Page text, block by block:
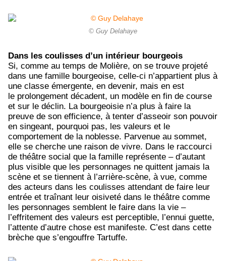
© Guy Delahaye
Dans les coulisses d’un intérieur bourgeois
Si, comme au temps de Molière, on se trouve projeté
dans une famille bourgeoise, celle-ci n’appartient plus à
une classe émergente, en devenir, mais en est
le prolongement décadent, un modèle en fin de course
et sur le déclin. La bourgeoisie n’a plus à faire la
preuve de son efficience, à tenter d’asseoir son pouvoir
en singeant, pourquoi pas, les valeurs et le
comportement de la noblesse. Parvenue au sommet,
elle se cherche une raison de vivre. Dans le raccourci
de théâtre social que la famille représente – d’autant
plus visible que les personnages ne quittent jamais la
scène et se tiennent à l’arrière-scène, à vue, comme
des acteurs dans les coulisses attendant de faire leur
entrée et traînant leur oisiveté dans le théâtre comme
les personnages semblent le faire dans la vie –
l’effritement des valeurs est perceptible, l’ennui guette,
l’attente d’autre chose est manifeste. C’est dans cette
brèche que s’engouffre Tartuffe.